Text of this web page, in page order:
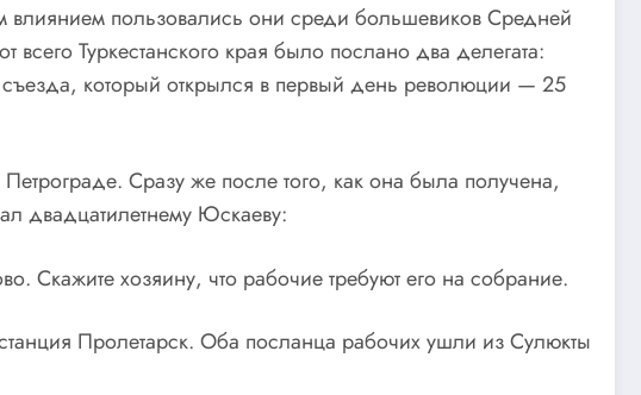
влиянием пользовались они среди большевиков Средней
всего Туркестанского края было послано два делегата:
который открылся в первый день революции — 25
Сразу же после того, как она была получена,
двадцатилетнему Юскаеву:
хозяину, что рабочие требуют его на собрание.
Пролетарск. Оба посланца рабочих ушли из Сулюкты